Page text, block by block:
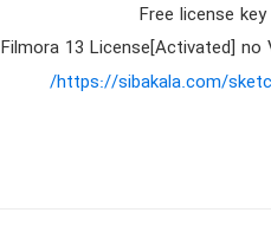
Free license
Filmora 13 License[Activated] no
https://sibakala.com/